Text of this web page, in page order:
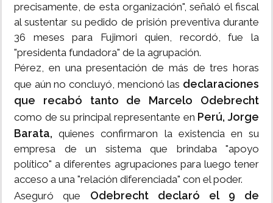
precisamente, de esta organización", señaló el fiscal
al sustentar su pedido de prisión preventiva durante
36 meses para Fujimori quien, recordó, fue la
"presidenta fundadora" de la agrupación.
Pérez, en una presentación de más de tres horas
que aún no concluyó, mencionó las declaraciones
que recabó tanto de Marcelo Odebrecht
como de su principal representante en Perú, Jorge
Barata, quienes confirmaron la existencia en su
empresa de un sistema que brindaba "apoyo
político" a diferentes agrupaciones para luego tener
acceso a una "relación diferenciada" con el poder.
Aseguró que Odebrecht declaró el 9 de